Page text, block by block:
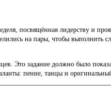
посвящённая лидерству и
на пары, чтобы выполнить
Это задание должно было
пение, танцы и